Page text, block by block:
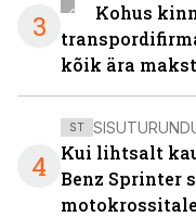
3
Kohus
kõik ära
4
ST
Kui lihtsalt
Benz Sprinter